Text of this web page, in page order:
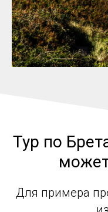
Тур по
Для примера